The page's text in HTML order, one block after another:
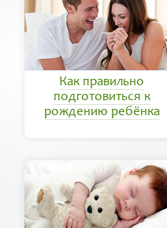
Как правильно
подготовиться к
рождению ребёнка